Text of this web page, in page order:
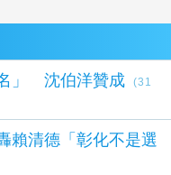
」 沈伯洋贊成
(31
清德「彰化不是選